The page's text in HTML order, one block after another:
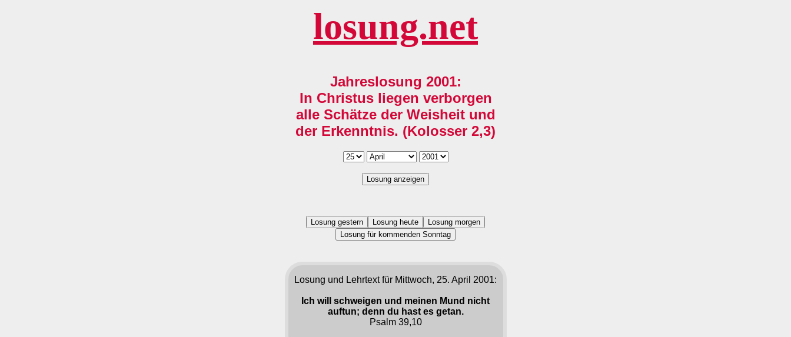
losung.net
Jahreslosung 2001:
In Christus liegen verborgen
alle Schätze der Weisheit und
der Erkenntnis. (Kolosser 2,3)
Losung anzeigen
Losung gestern Losung heute
Losung morgen
Losung für kommenden Sonntag
Losung und Lehrtext für Mittwoch, 25. April 2001:
Ich will schweigen und meinen Mund nicht
auftun; denn du hast es getan.
Psalm 39,10